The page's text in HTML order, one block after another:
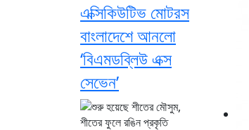
এক্সিকিউটিভ মোটরস
বাংলাদেশে আনলো
‘বিএমডব্লিউ এক্স
সেভেন’